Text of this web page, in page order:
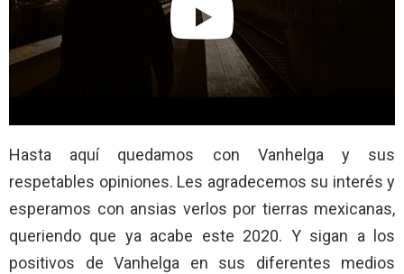
Hasta aquí quedamos con Vanhelga y sus
respetables opiniones. Les agradecemos su interés y
esperamos con ansias verlos por tierras mexicanas,
queriendo que ya acabe este 2020. Y sigan a los
positivos de Vanhelga en sus diferentes medios